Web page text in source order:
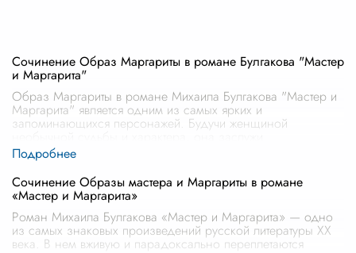
Сочинение Образ Маргариты в романе Булгакова "Мастер
и Маргарита"
Образ Маргариты в романе Михаила Булгакова "Мастер и
Маргарита" является одним из самых ярких и
запоминающихся персонажей. Будучи женщиной
Сочинение Образы мастера и Маргариты в романе
«Мастер и Маргарита»
Роман Михаила Булгакова «Мастер и Маргарита» — одно
из самых знаковых произведений русской литературы XX
века. В нем вживую и парадоксально переплетаются